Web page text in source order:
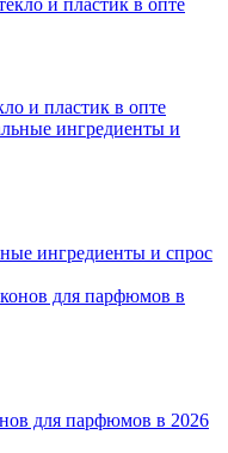
и пластик в опте
ингредиенты и спрос
для парфюмов в 2026